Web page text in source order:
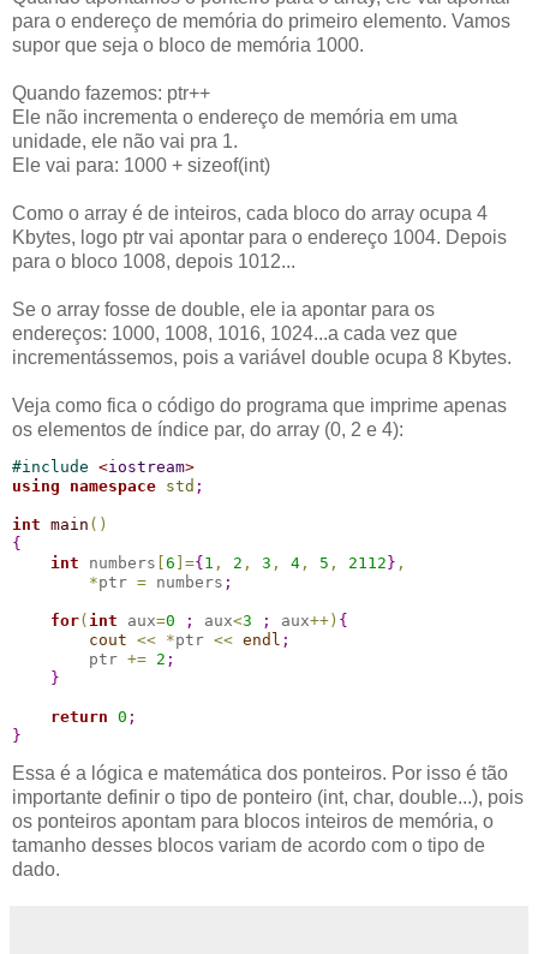
para o endereço de memória do primeiro elemento. Vamos
supor que seja o bloco de memória 1000.
Quando fazemos: ptr++
Ele não incrementa o endereço de memória em uma
unidade, ele não vai pra 1.
Ele vai para: 1000 + sizeof(int)
Como o array é de inteiros, cada bloco do array ocupa 4
Kbytes, logo ptr vai apontar para o endereço 1004. Depois
para o bloco 1008, depois 1012...
Se o array fosse de double, ele ia apontar para os
endereços: 1000, 1008, 1016, 1024...a cada vez que
incrementássemos, pois a variável double ocupa 8 Kbytes.
Veja como fica o código do programa que imprime apenas
os elementos de índice par, do array (0, 2 e 4):
#include <iostream>
using
namespace std ;
int main ( )
{
int numbers 6 ={ 1 , 2 , 3 , 4 , 5 , 2112 } ,
*ptr = numbers ;
for( int aux=0 ; aux<3 ; aux++ ) {
cout << *ptr << endl ;
        ptr
+= 2 ;
}
return 0 ;
}
Essa é a lógica e matemática dos ponteiros. Por isso é tão
importante definir o tipo de ponteiro (int, char, double...), pois
os ponteiros apontam para blocos inteiros de memória, o
tamanho desses blocos variam de acordo com o tipo de
dado.